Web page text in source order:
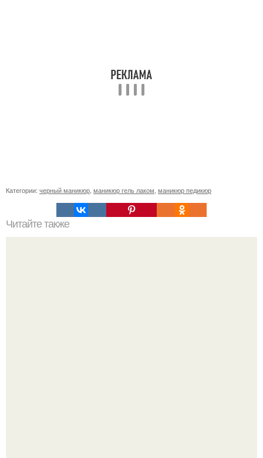
Категории: черный маникюр маникюр гель лаком маникюр педикюр
Читайте также